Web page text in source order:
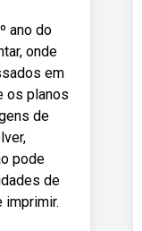
ano do
onde
em
os planos
de
pode
de
imprimir.